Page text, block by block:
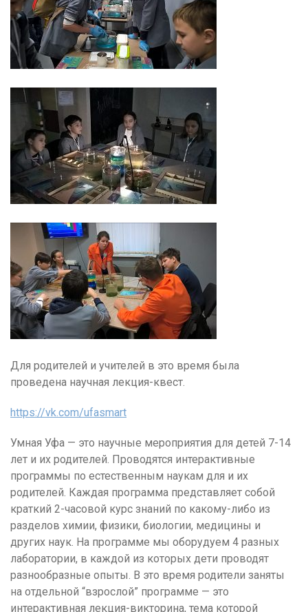
Для родителей и учителей в это время была
проведена научная лекция-квест.
https://vk.com/ufasmart
Умная Уфа — это научные мероприятия для детей 7-14
лет и их родителей. Проводятся интерактивные
программы по естественным наукам для и их
родителей. Каждая программа представляет собой
краткий 2-часовой курс знаний по какому-либо из
разделов химии, физики, биологии, медицины и
других наук. На программе мы оборудуем 4 разных
лаборатории, в каждой из которых дети проводят
разнообразные опыты. В это время родители заняты
на отдельной “взрослой” программе — это
интерактивная лекция-викторина, тема которой